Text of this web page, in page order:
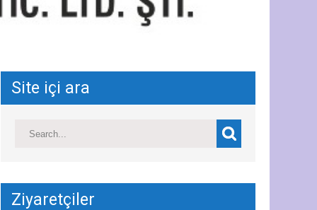
Site içi ara
Ziyaretçiler